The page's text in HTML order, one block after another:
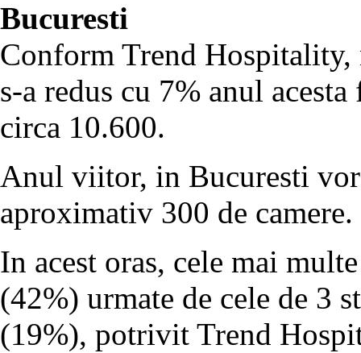
Bucuresti
Conform Trend Hospitality,
s-a redus cu 7% anul
circa 10.600.
Anul viitor, in Bucuresti
aproximativ 300 de camere.
In acest oras, cele mai
(42%) urmate de cele de 3
(19%), potrivit Trend